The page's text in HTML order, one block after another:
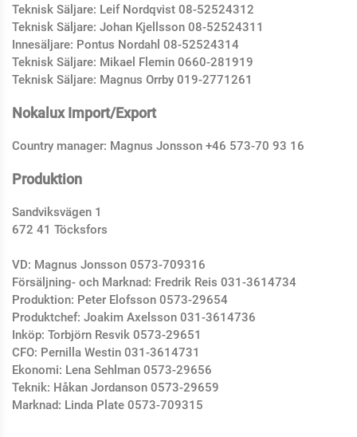
Teknisk Säljare: Leif Nordqvist 08-52524312
Teknisk Säljare: Johan Kjellsson 08-52524311
Innesäljare: Pontus Nordahl 08-52524314
Teknisk Säljare: Mikael Flemin 0660-281919
Teknisk Säljare: Magnus Orrby 019-2771261
Nokalux Import/Export
Country manager: Magnus Jonsson +46 573-70 93 16
Produktion
Sandviksvägen 1
672 41 Töcksfors
VD: Magnus Jonsson 0573-709316
Försäljning- och Marknad: Fredrik Reis 031-3614734
Produktion: Peter Elofsson 0573-29654
Produktchef: Joakim Axelsson 031-3614736
Inköp: Torbjörn Resvik 0573-29651
CFO: Pernilla Westin 031-3614731
Ekonomi: Lena Sehlman 0573-29656
Teknik: Håkan Jordanson 0573-29659
Marknad: Linda Plate 0573-709315